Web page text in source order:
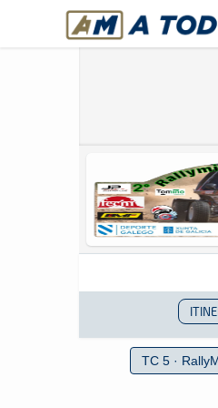
A Todo Motor·
Revista del motor desde